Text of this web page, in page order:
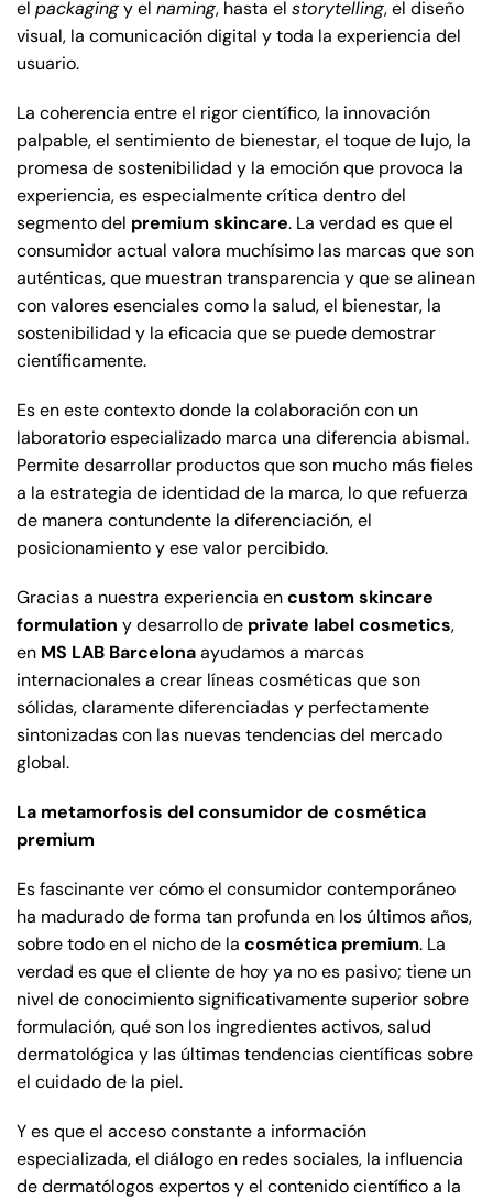
el packagingy el naming, hasta el storytelling, el diseño
visual, la comunicación digital y toda la experiencia del
usuario.
La coherencia entre el rigor científico, la innovación
palpable, el sentimiento de bienestar, el toque de lujo, la
promesa de sostenibilidad y la emoción que provoca la
experiencia, es especialmente crítica dentro del
segmento del premium skincare. La verdad es que el
consumidor actual valora muchísimo las marcas que son
auténticas, que muestran transparencia y que se alinean
con valores esenciales como la salud, el bienestar, la
sostenibilidad y la eficacia que se puede demostrar
científicamente.
Es en este contexto donde la colaboración con un
laboratorio especializado marca una diferencia abismal.
Permite desarrollar productos que son mucho más fieles
a la estrategia de identidad de la marca, lo que refuerza
de manera contundente la diferenciación, el
posicionamiento y ese valor percibido.
Gracias a nuestra experiencia encustom skincare
formulation y desarrollo de private label cosmetics,
en MS LAB Barcelonaayudamos a marcas
internacionales a crear líneas cosméticas que son
sólidas, claramente diferenciadas y perfectamente
sintonizadas con las nuevas tendencias del mercado
global.
La metamorfosis del consumidor de cosmética
premium
Es fascinante ver cómo el consumidor contemporáneo
ha madurado de forma tan profunda en los últimos años,
sobre todo en el nicho de la cosmética premium. La
verdad es que el cliente de hoy ya no es pasivo; tiene un
nivel de conocimiento significativamente superior sobre
formulación, qué son los ingredientes activos, salud
dermatológica y las últimas tendencias científicas sobre
el cuidado de la piel.
Y es que el acceso constante a información
especializada, el diálogo en redes sociales, la influencia
de dermatólogos expertos y el contenido científico a la